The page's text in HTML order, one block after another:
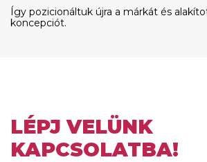
Így pozicionáltuk újra a márkát és
koncepciót.
LÉPJ VELÜNK
KAPCSOLATBA!